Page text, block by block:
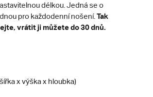
délkou. Jedná se o
pro každodenní nošení. Tak
vrátit ji můžete do 30 dnů.
x výška x hloubka)